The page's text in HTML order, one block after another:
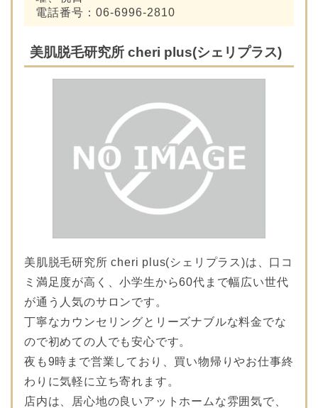
電話番号：06-6996-2810
美肌脱毛研究所 cheri plus(シェリプラス)
美肌脱毛研究所 cheri plus(シェリプラス)は、口コ
ミ満足度が高く、小学生から60代まで幅広い世代
が通う人気のサロンです。
丁寧なカウンセリングとリーズナブルな料金でな
ので初めての人でも安心です。
夜も9時まで営業しており、買い物帰りやお仕事終
わりに気軽に立ち寄れます。
店内は、居心地の良いアットホームな雰囲気で、